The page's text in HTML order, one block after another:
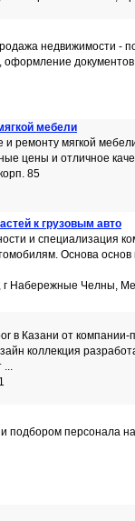
недвижимости -
оформление
мебели
и ремонту мягкой
цены и отличное
85
к грузовым авто
и специализация
Основа
г Набережные Челны,
в Казани от компании-
коллекция
...
подбором персонала